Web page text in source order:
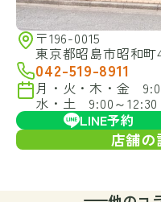
〒196-0015
東京都昭島市昭和町
042-519-8911
月・火・木・金
水・土 9:00～12:30
LINE予約
店舗